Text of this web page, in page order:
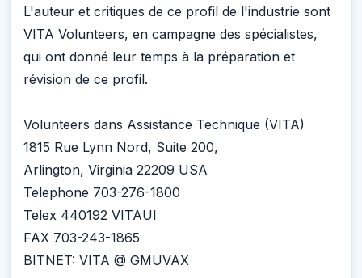
L'auteur et critiques de ce profil de l'industrie sont
VITA Volunteers, en campagne des spécialistes,
qui ont donné leur temps à la préparation et
révision de ce profil.
Volunteers dans Assistance Technique (VITA)
1815 Rue Lynn Nord, Suite 200,
Arlington, Virginia 22209 USA
Telephone 703-276-1800
Telex 440192 VITAUI
FAX 703-243-1865
BITNET: VITA @ GMUVAX